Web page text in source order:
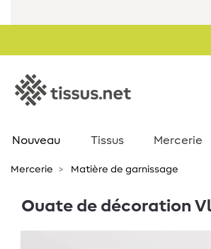
Nouveau Tissus Mercerie
Mercerie Matière de garnissage
Ouate de décoration